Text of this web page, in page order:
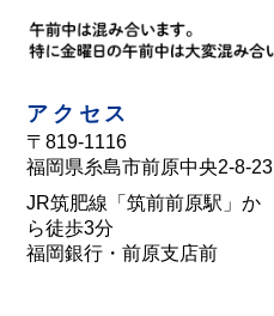
アクセス
〒819-1116
福岡県糸島市前原中央2-8-23
JR筑肥線「筑前前原駅」か
ら徒歩3分
福岡銀行・前原支店前